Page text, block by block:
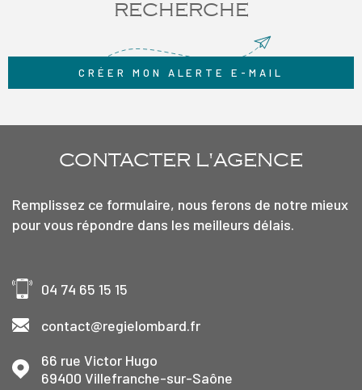
pas passer cette opportunité rare et contactez-nous dès
aujourd’hui pour plus d’informations ou pour organiser une visite.
Copropriété de 28 lots Estimatif charges annuelles de copropriété :
2300€ (n'étant qu'un estimatif ce montant est suceptible de
changer) Honoraires charge vendeur.
RECHERCHE
CRÉER MON ALERTE E-MAIL
CONTACTER L'AGENCE
Remplissez ce formulaire, nous ferons de notre mieux
pour vous répondre dans les meilleurs délais.
04 74 65 15 15
contact@regielombard.fr
66 rue Victor Hugo
69400
Villefranche-sur-Saône